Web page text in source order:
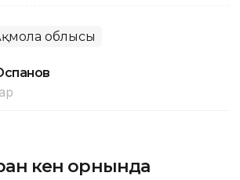
облысы
кен орнында